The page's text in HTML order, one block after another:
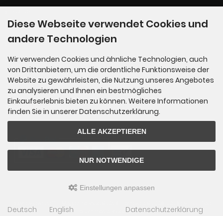
Widerrufsrecht
Lieferzeit
Cookie Einstellungen
Zahlungsmethoden
eCommerce Shopsoftware
Diese Webseite verwendet Cookies und
andere Technologien
Wir verwenden Cookies und ähnliche Technologien, auch
von Drittanbietern, um die ordentliche Funktionsweise der
Website zu gewährleisten, die Nutzung unseres Angebotes
zu analysieren und Ihnen ein bestmögliches
Einkaufserlebnis bieten zu können. Weitere Informationen
finden Sie in unserer Datenschutzerklärung.
ALLE AKZEPTIEREN
NUR NOTWENDIGE
Einstellungen anpassen
Deutsch English
Datenschutzerklärung